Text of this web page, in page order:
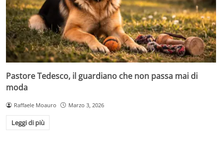
Pastore Tedesco, il guardiano che non passa mai di
moda
Raffaele Moauro Marzo 3, 2026
Leggi di più